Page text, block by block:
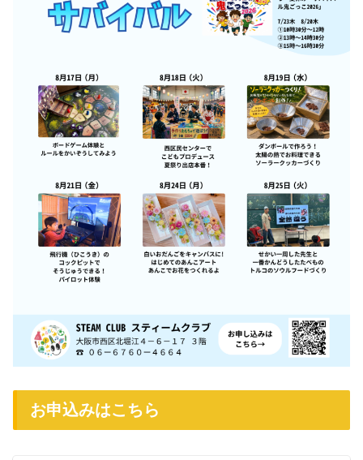
お申込みはこちら